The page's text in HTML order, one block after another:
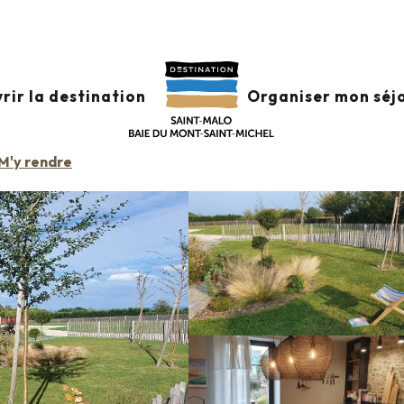
la destination Organiser mon
rendre